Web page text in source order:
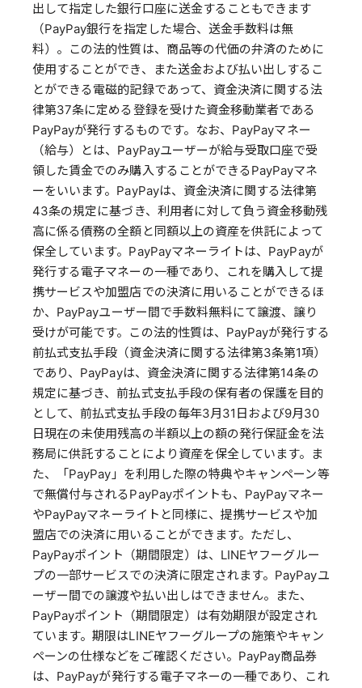
出して指定した銀行口座に送金することもできます
（PayPay銀行を指定した場合、送金手数料は無
料）。この法的性質は、商品等の代価の弁済のために
使用することができ、また送金および払い出しするこ
とができる電磁的記録であって、資金決済に関する法
律第37条に定める登録を受けた資金移動業者である
PayPayが発行するものです。なお、PayPayマネー
（給与）とは、PayPayユーザーが給与受取口座で受
領した賃金でのみ購入することができるPayPayマネ
ーをいいます。PayPayは、資金決済に関する法律第
43条の規定に基づき、利用者に対して負う資金移動残
高に係る債務の全額と同額以上の資産を供託によって
保全しています。PayPayマネーライトは、PayPayが
発行する電子マネーの一種であり、これを購入して提
携サービスや加盟店での決済に用いることができるほ
か、PayPayユーザー間で手数料無料にて譲渡、譲り
受けが可能です。この法的性質は、PayPayが発行する
前払式支払手段（資金決済に関する法律第3条第1項）
であり、PayPayは、資金決済に関する法律第14条の
規定に基づき、前払式支払手段の保有者の保護を目的
として、前払式支払手段の毎年3月31日および9月30
日現在の未使用残高の半額以上の額の発行保証金を法
務局に供託することにより資産を保全しています。ま
た、「PayPay」を利用した際の特典やキャンペーン等
で無償付与されるPayPayポイントも、PayPayマネー
やPayPayマネーライトと同様に、提携サービスや加
盟店での決済に用いることができます。ただし、
PayPayポイント（期間限定）は、LINEヤフーグルー
プの一部サービスでの決済に限定されます。PayPayユ
ーザー間での譲渡や払い出しはできません。また、
PayPayポイント（期間限定）は有効期限が設定され
ています。期限はLINEヤフーグループの施策やキャン
ペーンの仕様などをご確認ください。PayPay商品券
は、PayPayが発行する電子マネーの一種であり、これ